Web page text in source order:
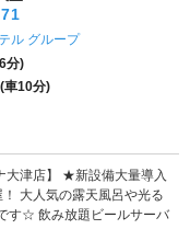
ル グループ
分)
(車10分)
大津店】 ★新設備大量導入
大人気の露天風呂や光る
す☆ 飲み放題ビールサーバ